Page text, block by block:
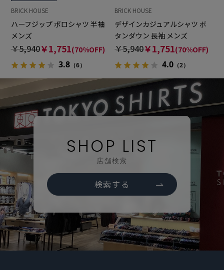
BRICK HOUSE
ハーフジップ ポロシャツ 半袖
メンズ
￥5,940￥1,751(70%OFF)
3.8（6）
BRICK HOUSE
デザインカジュアルシャツ ボ
タンダウン 長袖 メンズ
￥5,940￥1,751(70%OFF)
4.0 （2）
SHOP LIST
店舗検索
検索する